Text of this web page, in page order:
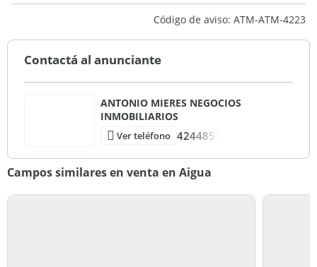
Código de aviso: ATM-ATM-4223
Contactá al anunciante
ANTONIO MIERES NEGOCIOS
INMOBILIARIOS
Ver teléfono 4244851
Campos similares en venta en Aigua